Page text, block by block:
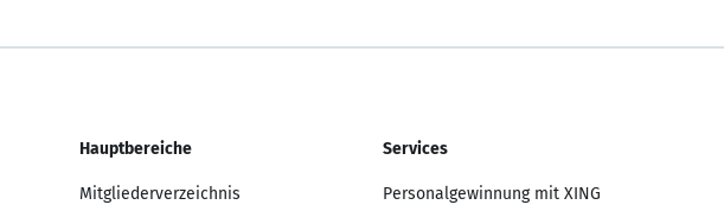
Hauptbereiche
Mitgliederverzeichnis
Services
Personalgewinnung mit XING